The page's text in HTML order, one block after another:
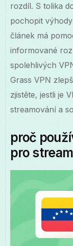
rozdíl. S tolika
pochopit
článek má
informované
spolehlivých
Grass VPN
zjistěte, jestli je
streamování a
proč
pro